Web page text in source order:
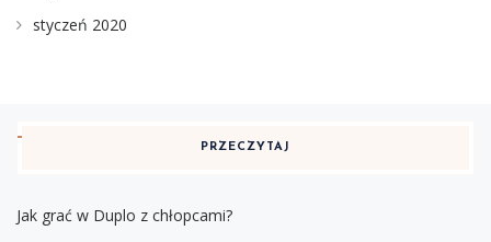
styczeń 2020
PRZECZYTAJ
Jak grać w Duplo z chłopcami?